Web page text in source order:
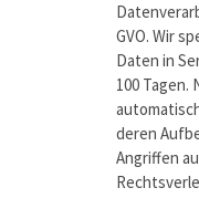
GVO. Wir
Daten in
100 Tagen.
deren
Angriffen